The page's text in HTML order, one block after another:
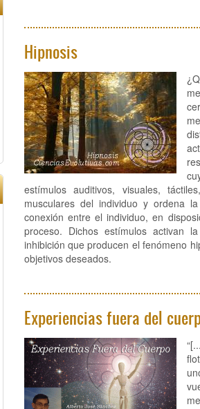
Hipnosis
estímulos auditivos, visuales,
musculares del individuo y ordena
conexión entre el individuo, en
proceso. Dichos estímulos activan
inhibición que producen el fenómeno
objetivos deseados.
Experiencias fuera del